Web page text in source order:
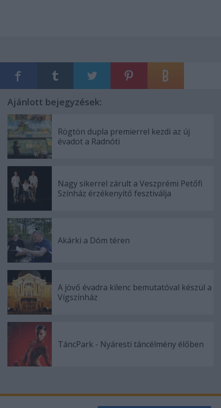
Ajánlott bejegyzések:
Rögtön dupla premierrel kezdi az új
évadot a Radnóti
Nagy sikerrel zárult a Veszprémi Petőfi
Színház érzékenyítő fesztiválja
Akárki a Dóm téren
A jövő évadra kilenc bemutatóval készül a
Vígszínház
TáncPark - Nyáresti táncélmény élőben